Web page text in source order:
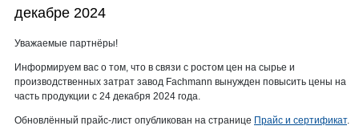
декабре 2024
Уважаемые партнёры!
Информируем вас о том, что в связи с ростом цен на сырье и
производственных затрат завод Fachmann вынужден повысить цены на
часть продукции с 24 декабря 2024 года.
Обновлённый прайс-лист опубликован на странице Прайс и сертификат.